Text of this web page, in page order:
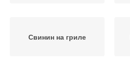
Свинин на гриле